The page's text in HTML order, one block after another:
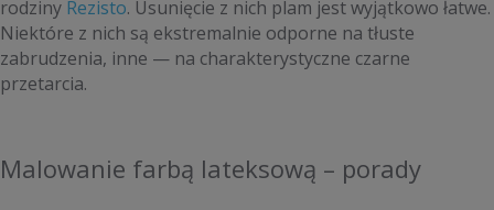
rodziny Rezisto. Usunięcie z nich plam jest wyjątkowo łatwe.
Niektóre z nich są ekstremalnie odporne na tłuste
zabrudzenia, inne — na charakterystyczne czarne
przetarcia.
Malowanie farbą lateksową – porady